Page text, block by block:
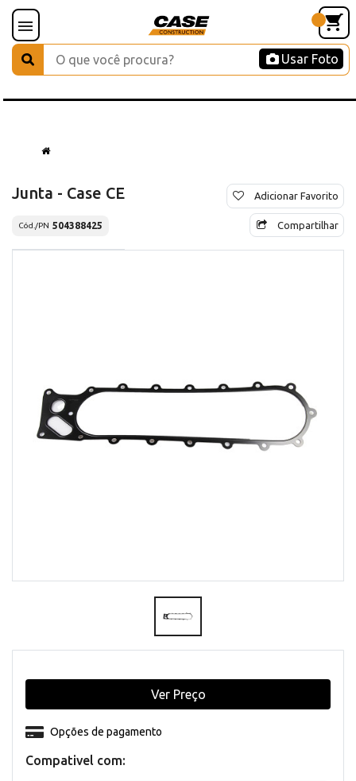
Usar Foto
Junta - Case CE
Cód./PN 504388425
Adicionar Favorito
Compartilhar
Compativel com:
Opções de pagamento
Ver Preço